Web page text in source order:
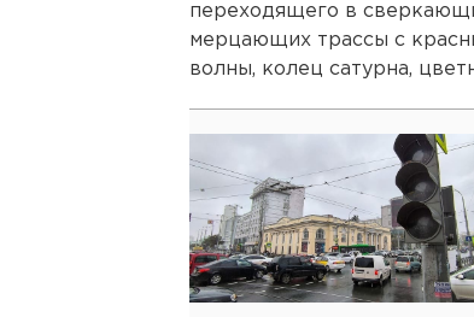
переходящего в
мерцающих трассы с
волны, колец сатурна,